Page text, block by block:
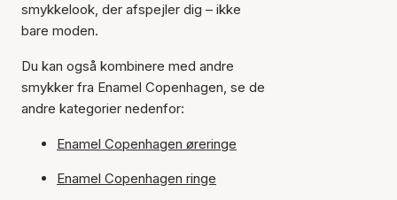
smykkelook, der afspejler dig – ikke
bare moden.
Du kan også kombinere med andre
smykker fra Enamel Copenhagen, se de
andre kategorier nedenfor:
Enamel Copenhagen øreringe
Enamel Copenhagen ringe